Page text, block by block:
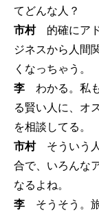
てどんな人？
市村 的確にア
ジネスから人間
くなっちゃう。
李 わかる。私
る賢い人に、オ
を相談してる。
市村 そういう
合で、いろんな
なるよね。
李 そうそう。